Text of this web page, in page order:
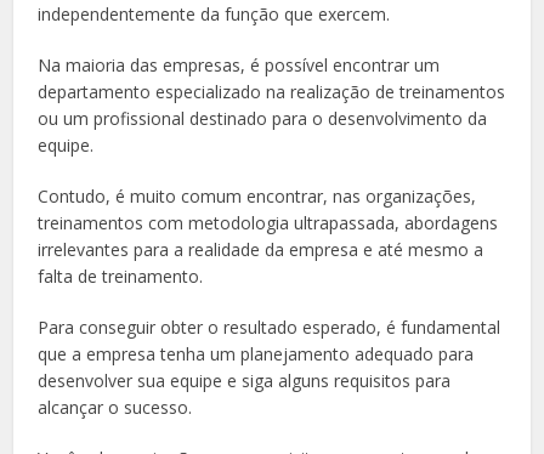
independentemente da função que exercem.
Na maioria das empresas, é possível encontrar um
departamento especializado na realização de treinamentos
ou um profissional destinado para o desenvolvimento da
equipe.
Contudo, é muito comum encontrar, nas organizações,
treinamentos com metodologia ultrapassada, abordagens
irrelevantes para a realidade da empresa e até mesmo a
falta de treinamento.
Para conseguir obter o resultado esperado, é fundamental
que a empresa tenha um planejamento adequado para
desenvolver sua equipe e siga alguns requisitos para
alcançar o sucesso.